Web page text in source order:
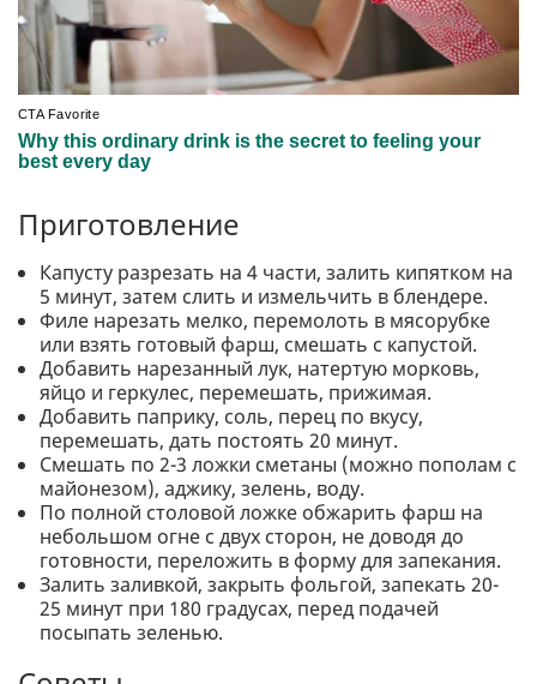
Приготовление
Капусту разрезать на 4 части, залить кипятком на
5 минут, затем слить и измельчить в блендере.
Филе нарезать мелко, перемолоть в мясорубке
или взять готовый фарш, смешать с капустой.
Добавить нарезанный лук, натертую морковь,
яйцо и геркулес, перемешать, прижимая.
Добавить паприку, соль, перец по вкусу,
перемешать, дать постоять 20 минут.
Смешать по 2-3 ложки сметаны (можно пополам с
майонезом), аджику, зелень, воду.
По полной столовой ложке обжарить фарш на
небольшом огне с двух сторон, не доводя до
готовности, переложить в форму для запекания.
Залить заливкой, закрыть фольгой, запекать 20-
25 минут при 180 градусах, перед подачей
посыпать зеленью.